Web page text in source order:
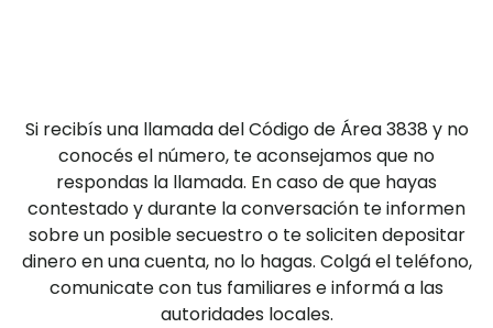
Si recibís una llamada del Código de Área 3838 y no
conocés el número, te aconsejamos que no
respondas la llamada. En caso de que hayas
contestado y durante la conversación te informen
sobre un posible secuestro o te soliciten depositar
dinero en una cuenta, no lo hagas. Colgá el teléfono,
comunicate con tus familiares e informá a las
autoridades locales.